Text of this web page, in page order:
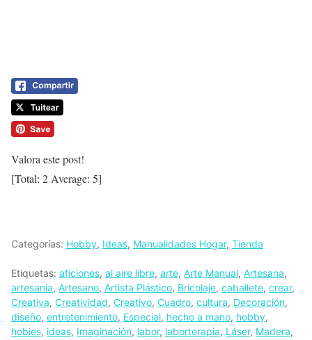
Valora este post!
[Total: 2Average: 5]
Categorías: Hobby, Ideas, Manualidades Hogar, Tienda
Etiquetas: aficiones, al aire libre, arte, Arte Manual, Artesana,
artesania, Artesano, Artista Plástico, Bricolaje, caballete, crear,
Creativa, Creatividad, Creativo, Cuadro, cultura, Decoración,
diseño, entretenimiento, Especial, hecho a mano, hobby,
hobies, ideas, Imaginación, labor, laborterapia, Láser, Madera,